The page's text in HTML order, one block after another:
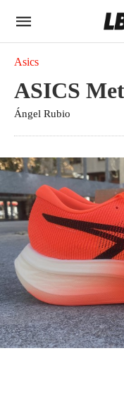
Asics
ASICS
Ángel Rubio